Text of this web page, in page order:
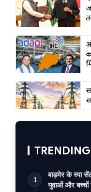
TRENDING
1
बाड़मेर के स्पा
युवाओं और